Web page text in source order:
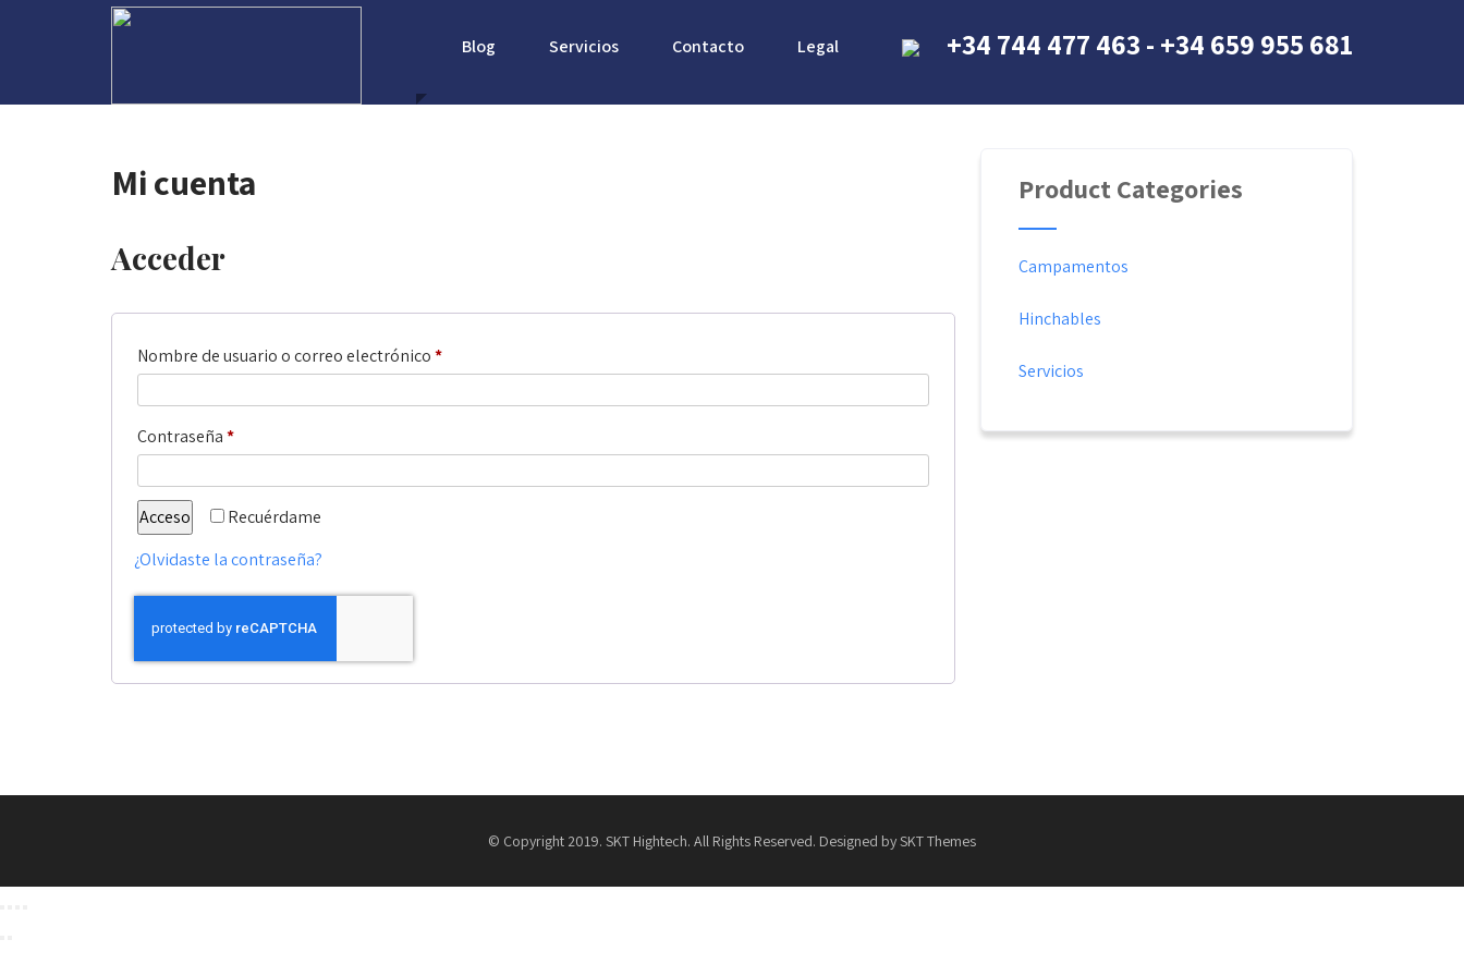
+34 744 477 463 - +34 659 955 681
Blog Servicios Contacto Legal
Mi cuenta
Acceder
Nombre de usuario o correo electrónico*
Contraseña*
Recuérdame
Acceso
¿Olvidaste la contraseña?
Product Categories
Campamentos
Hinchables
Servicios
© Copyright 2019. SKT Hightech. All Rights Reserved. Designed by SKT Themes